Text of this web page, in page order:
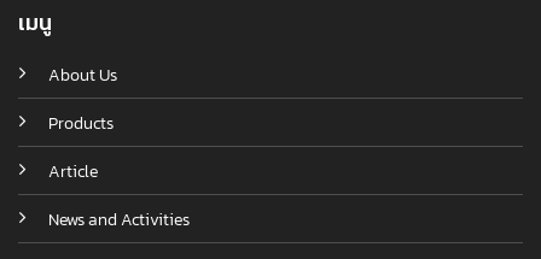
เมนู
About Us
Products
Article
News and Activities